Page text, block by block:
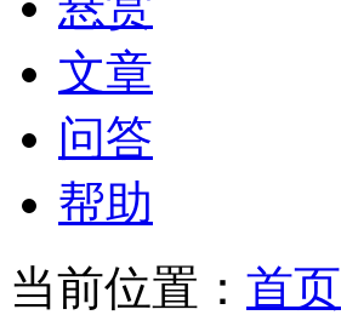
文章
问答
帮助
当前位置： 首页